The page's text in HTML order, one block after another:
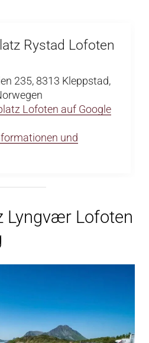
Rystad Lofoten
235, 8313 Kleppstad,
Lofoten auf Google
und
Lyngvær Lofoten